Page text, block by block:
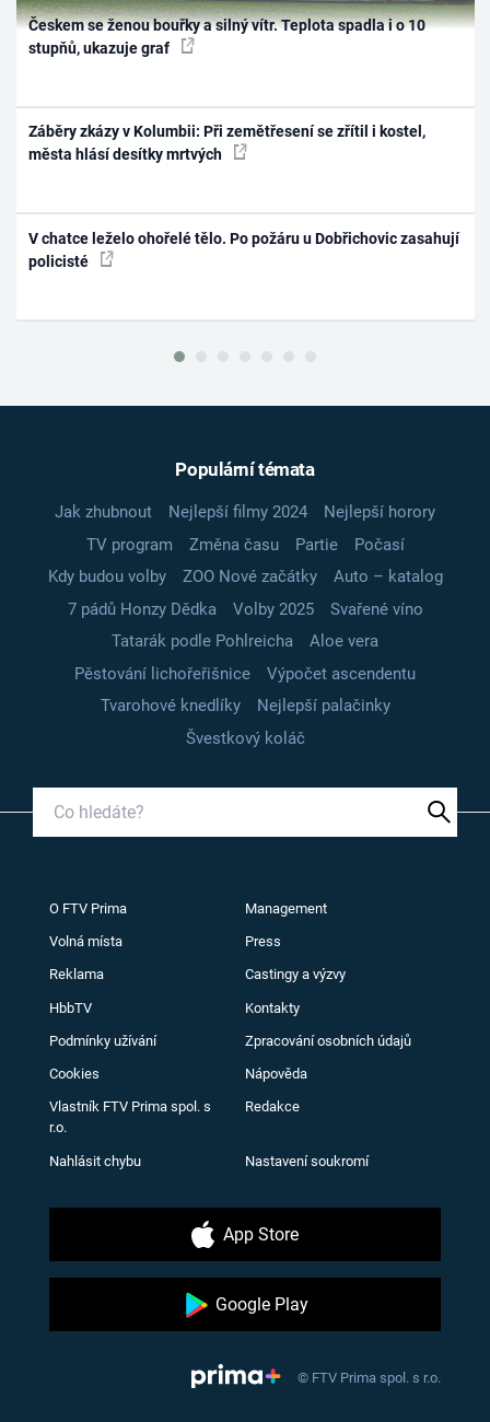
Českem se ženou bouřky a silný vítr. Teplota spadla i o 10
stupňů, ukazuje graf
Záběry zkázy v Kolumbii: Při zemětřesení se zřítil i kostel,
města hlásí desítky mrtvých
V chatce leželo ohořelé tělo. Po požáru u Dobřichovic zasahují
policisté
Populární témata
Jak zhubnout Nejlepší filmy 2024
Nejlepší horory
TV program
Změna času Partie
Počasí
Kdy budou volby
ZOO Nové začátky
Auto – katalog
7 pádů Honzy Dědka
Volby 2025
Svařené víno
Tatarák podle Pohlreicha
Aloe vera
Pěstování lichořeřišnice
Výpočet ascendentu
Tvarohové knedlíky
Nejlepší palačinky
Švestkový koláč
O FTV Prima Management
Volná místa Press
Reklama Castingy a výzvy
HbbTV Kontakty
Podmínky užívání Zpracování osobních údajů
Cookies Nápověda
Vlastník FTV Prima spol. s
r.o.
Redakce
Nahlásit chybu Nastavení soukromí
App Store
Google Play
© FTV Prima spol. s r.o.